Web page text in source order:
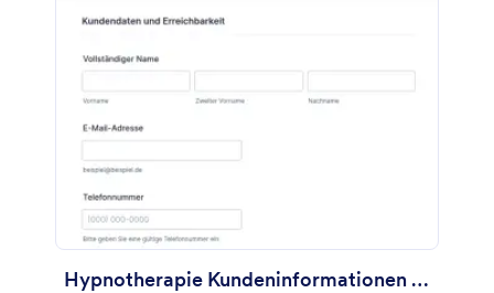
Hypnotherapie Kundeninformationen Fragebogen